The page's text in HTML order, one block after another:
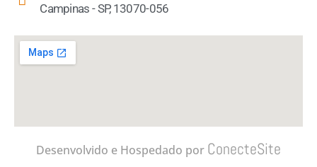
Campinas - SP, 13070-056
Desenvolvido e Hospedado por ConecteSite